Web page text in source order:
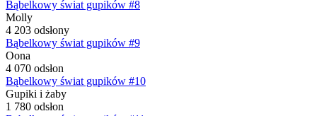
Bąbelkowy świat gupików #8
Molly
4 203 odsłony
Bąbelkowy świat gupików #9
Oona
4 070 odsłon
Bąbelkowy świat gupików #10
Gupiki i żaby
1 780 odsłon